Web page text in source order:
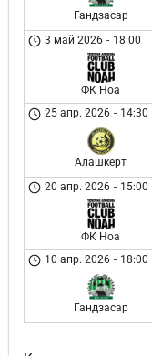
Гандзасар
3 май 2026 - 18:00
ФК Ноа
25 апр. 2026 - 14:30
Алашкерт
20 апр. 2026 - 15:00
ФК Ноа
10 апр. 2026 - 18:00
Гандзасар